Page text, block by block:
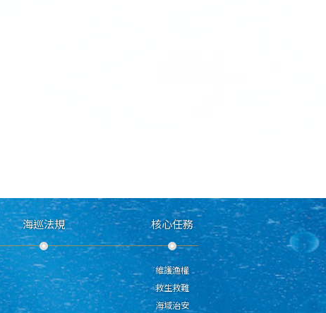
海巡法規 核心任務
維護漁權
救生救難
海域治安